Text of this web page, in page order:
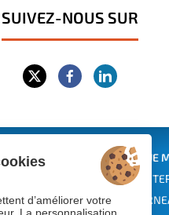
SUIVEZ-NOUS SUR
DE FORMATION CONTINUE
MARITIME TRAINING
- BP 229 - 29182
d’améliorer votre